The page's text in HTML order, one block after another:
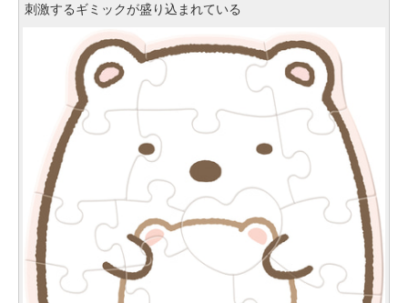
刺激するギミックが盛り込まれている